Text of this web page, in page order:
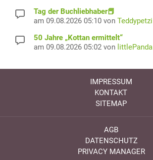
Tag der Buchliebhaber📕
am 09.08.2026 05:10 von Teddypetzi
50 Jahre „Kottan ermittelt“
am 09.08.2026 05:02 von littlePanda
IMPRESSUM
KONTAKT
SITEMAP
AGB
DATENSCHUTZ
PRIVACY MANAGER